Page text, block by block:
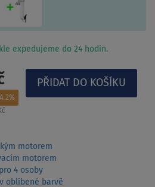
expedujeme do 24 hodin.
2%
motorem
motorem
4 osoby
oblíbené barvě